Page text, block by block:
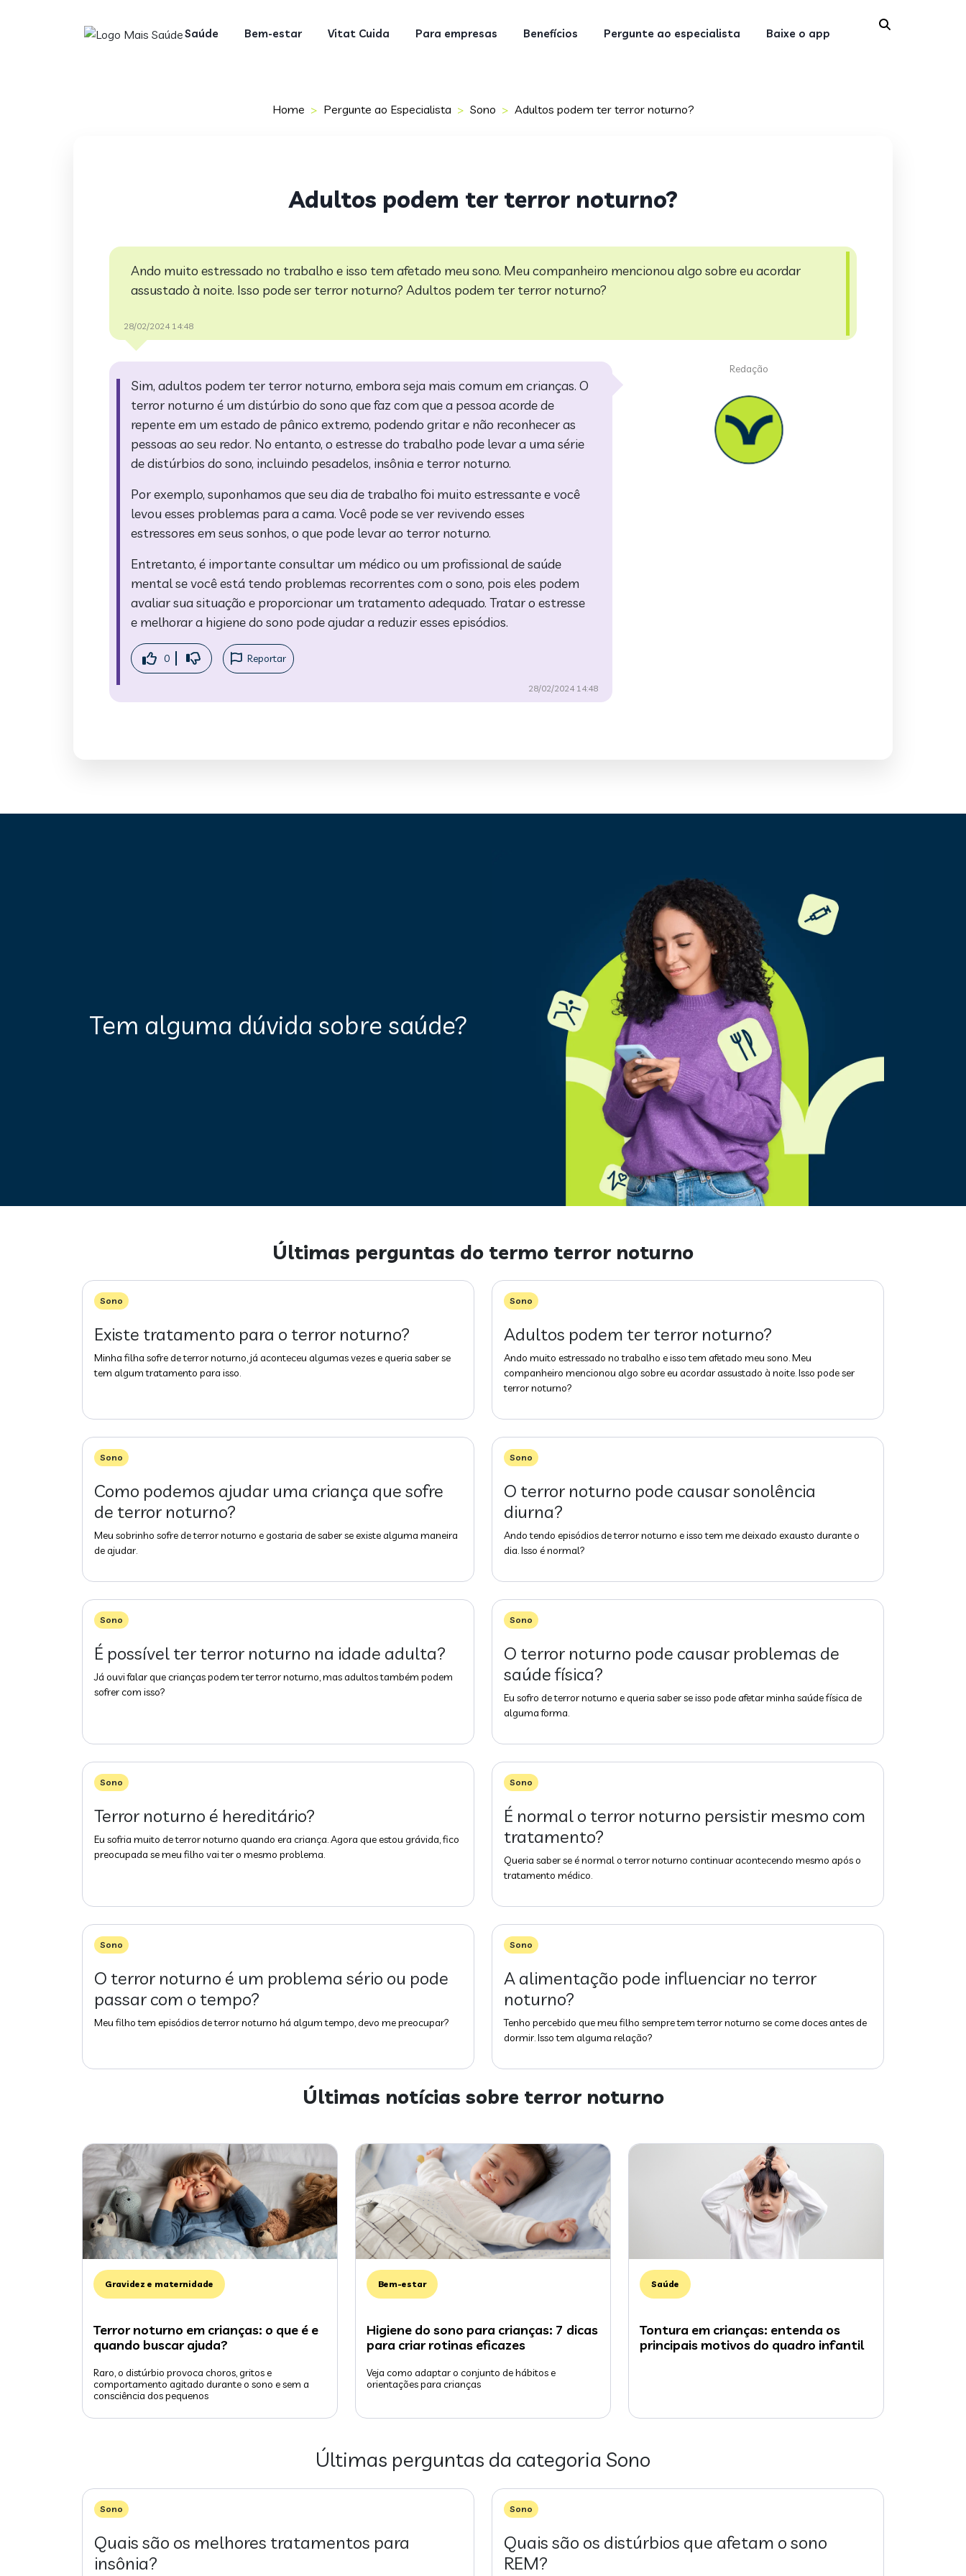
Saúde Bem-estar Vitat Cuida Para empresas Benefícios Pergunte ao especialista Baixe o app
Home Pergunte ao Especialista Sono Adultos podem ter terror noturno?
Adultos podem ter terror noturno?
Ando muito estressado no trabalho e isso tem afetado meu sono. Meu companheiro mencionou algo sobre eu acordar
assustado à noite. Isso pode ser terror noturno? Adultos podem ter terror noturno?
28/02/2024 14:48
Sim, adultos podem ter terror noturno, embora seja mais comum em crianças. O
terror noturno é um distúrbio do sono que faz com que a pessoa acorde de
repente em um estado de pânico extremo, podendo gritar e não reconhecer as
pessoas ao seu redor. No entanto, o estresse do trabalho pode levar a uma série
de distúrbios do sono, incluindo pesadelos, insônia e terror noturno.
Por exemplo, suponhamos que seu dia de trabalho foi muito estressante e você
levou esses problemas para a cama. Você pode se ver revivendo esses
estressores em seus sonhos, o que pode levar ao terror noturno.
Entretanto, é importante consultar um médico ou um profissional de saúde
mental se você está tendo problemas recorrentes com o sono, pois eles podem
avaliar sua situação e proporcionar um tratamento adequado. Tratar o estresse
e melhorar a higiene do sono pode ajudar a reduzir esses episódios.
0 Reportar
28/02/2024 14:48
Redação
Tem alguma dúvida sobre saúde?
Últimas perguntas do termo terror noturno
Sono
Existe tratamento para o terror noturno?
Minha filha sofre de terror noturno, já aconteceu algumas vezes e queria saber se
tem algum tratamento para isso.
Sono
Adultos podem ter terror noturno?
Ando muito estressado no trabalho e isso tem afetado meu sono. Meu
companheiro mencionou algo sobre eu acordar assustado à noite. Isso pode ser
terror noturno?
Sono
Como podemos ajudar uma criança que sofre
de terror noturno?
Meu sobrinho sofre de terror noturno e gostaria de saber se existe alguma maneira
de ajudar.
Sono
O terror noturno pode causar sonolência
diurna?
Ando tendo episódios de terror noturno e isso tem me deixado exausto durante o
dia. Isso é normal?
Sono
É possível ter terror noturno na idade adulta?
Já ouvi falar que crianças podem ter terror noturno, mas adultos também podem
sofrer com isso?
Sono
O terror noturno pode causar problemas de
saúde física?
Eu sofro de terror noturno e queria saber se isso pode afetar minha saúde física de
alguma forma.
Sono
Terror noturno é hereditário?
Eu sofria muito de terror noturno quando era criança. Agora que estou grávida, fico
preocupada se meu filho vai ter o mesmo problema.
Sono
É normal o terror noturno persistir mesmo com
tratamento?
Queria saber se é normal o terror noturno continuar acontecendo mesmo após o
tratamento médico.
Sono
O terror noturno é um problema sério ou pode
passar com o tempo?
Meu filho tem episódios de terror noturno há algum tempo, devo me preocupar?
Sono
A alimentação pode influenciar no terror
noturno?
Tenho percebido que meu filho sempre tem terror noturno se come doces antes de
dormir. Isso tem alguma relação?
Últimas notícias sobre terror noturno
Gravidez e maternidade
Terror noturno em crianças: o que é e
quando buscar ajuda?
Raro, o distúrbio provoca choros, gritos e
comportamento agitado durante o sono e sem a
consciência dos pequenos
Bem-estar
Higiene do sono para crianças: 7 dicas
para criar rotinas eficazes
Veja como adaptar o conjunto de hábitos e
orientações para crianças
Saúde
Tontura em crianças: entenda os
principais motivos do quadro infantil
Últimas perguntas da categoria Sono
Sono
Quais são os melhores tratamentos para
insônia?
Sono
Quais são os distúrbios que afetam o sono
REM?